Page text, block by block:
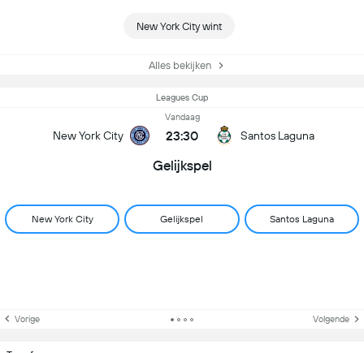
New York City wint
Alles bekijken
Leagues Cup
New York City
Vandaag
23:30 Santos Laguna
Gelijkspel
New York City Gelijkspel Santos Laguna
Vorige Volgende